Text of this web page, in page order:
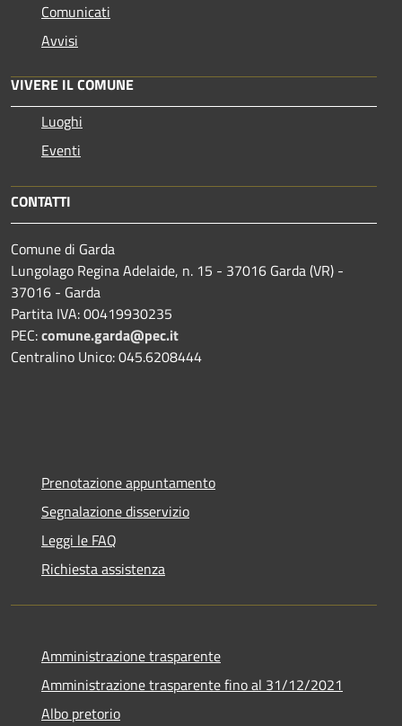
Comunicati
Avvisi
VIVERE IL COMUNE
Luoghi
Eventi
CONTATTI
Comune di Garda
Lungolago Regina Adelaide, n. 15 - 37016 Garda (VR) -
37016 - Garda
Partita IVA: 00419930235
PEC:comune.garda@pec.it
Centralino Unico: 045.6208444
Prenotazione appuntamento
Segnalazione disservizio
Leggi le FAQ
Richiesta assistenza
Amministrazione trasparente
Amministrazione trasparente fino al 31/12/2021
Albo pretorio